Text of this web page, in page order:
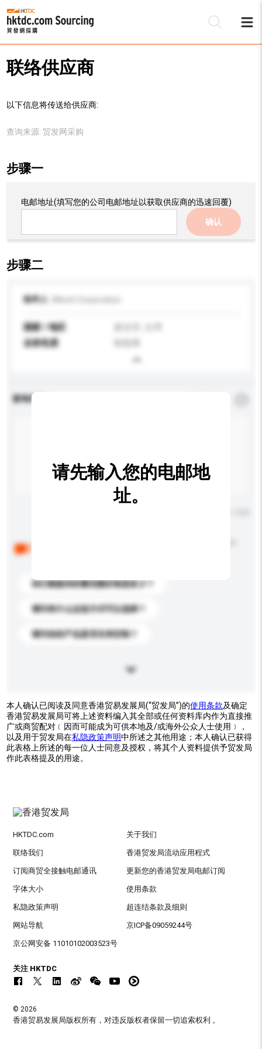
联络供应商
以下信息将传送给供应商:
查询来源: 贸发网采购
步骤一
电邮地址(填写您的公司电邮地址以获取供应商的迅速回覆)
确认
步骤二
收件人
国家 / 地区
业务性质
查询内容
你们能提供的最优惠价格是多少？
请问有什么运送方式可以选择？
请问你的产品是否支持定制？
请先输入您的电邮地
址。
本人确认已阅读及同意香港贸易发展局(“贸发局”)的使用条款及确定
香港贸易发展局可将上述资料编入其全部或任何资料库内作为直接推
广或商贸配对﹝因而可能成为可供本地及/或海外公众人士使用﹞，
以及用于贸发局在私隐政策声明中所述之其他用途；本人确认已获得
此表格上所述的每一位人士同意及授权，将其个人资料提供予贸发局
作此表格提及的用途。
HKTDC.com 关于我们
联络我们 香港贸发局流动应用程式
订阅商贸全接触电邮通讯 更新您的香港贸发局电邮订阅
字体大小 使用条款
私隐政策声明 超连结条款及细则
网站导航 京ICP备09059244号
京公网安备 11010102003523号
关注 HKTDC
© 2026
香港贸易发展局版权所有，对违反版权者保留一切追索权利 。